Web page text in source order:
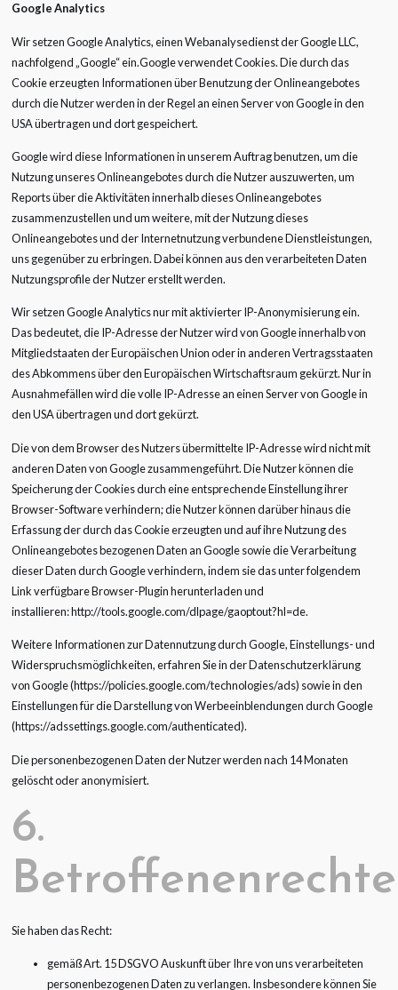
Google Analytics
Wir setzen Google Analytics, einen Webanalysedienst der Google LLC,
nachfolgend „Google“ ein.Google verwendet Cookies. Die durch das
Cookie erzeugten Informationen über Benutzung der Onlineangebotes
durch die Nutzer werden in der Regel an einen Server von Google in den
USA übertragen und dort gespeichert.
Google wird diese Informationen in unserem Auftrag benutzen, um die
Nutzung unseres Onlineangebotes durch die Nutzer auszuwerten, um
Reports über die Aktivitäten innerhalb dieses Onlineangebotes
zusammenzustellen und um weitere, mit der Nutzung dieses
Onlineangebotes und der Internetnutzung verbundene Dienstleistungen,
uns gegenüber zu erbringen. Dabei können aus den verarbeiteten Daten
Nutzungsprofile der Nutzer erstellt werden.
Wir setzen Google Analytics nur mit aktivierter IP-Anonymisierung ein.
Das bedeutet, die IP-Adresse der Nutzer wird von Google innerhalb von
Mitgliedstaaten der Europäischen Union oder in anderen Vertragsstaaten
des Abkommens über den Europäischen Wirtschaftsraum gekürzt. Nur in
Ausnahmefällen wird die volle IP-Adresse an einen Server von Google in
den USA übertragen und dort gekürzt.
Die von dem Browser des Nutzers übermittelte IP-Adresse wird nicht mit
anderen Daten von Google zusammengeführt. Die Nutzer können die
Speicherung der Cookies durch eine entsprechende Einstellung ihrer
Browser-Software verhindern; die Nutzer können darüber hinaus die
Erfassung der durch das Cookie erzeugten und auf ihre Nutzung des
Onlineangebotes bezogenen Daten an Google sowie die Verarbeitung
dieser Daten durch Google verhindern, indem sie das unter folgendem
Link verfügbare Browser-Plugin herunterladen und
installieren: http://tools.google.com/dlpage/gaoptout?hl=de.
Weitere Informationen zur Datennutzung durch Google, Einstellungs- und
Widerspruchsmöglichkeiten, erfahren Sie in der Datenschutzerklärung
von Google (https://policies.google.com/technologies/ads) sowie in den
Einstellungen für die Darstellung von Werbeeinblendungen durch Google
(https://adssettings.google.com/authenticated).
Die personenbezogenen Daten der Nutzer werden nach 14 Monaten
gelöscht oder anonymisiert.
6.
Betroffenenrechte
Sie haben das Recht:
gemäß Art. 15 DSGVO Auskunft über Ihre von uns verarbeiteten
personenbezogenen Daten zu verlangen. Insbesondere können Sie